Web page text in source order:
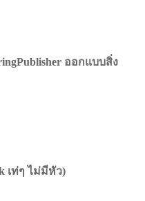
ออกแบบสิ่ง
เท่ๆ ไม่มีหัว)